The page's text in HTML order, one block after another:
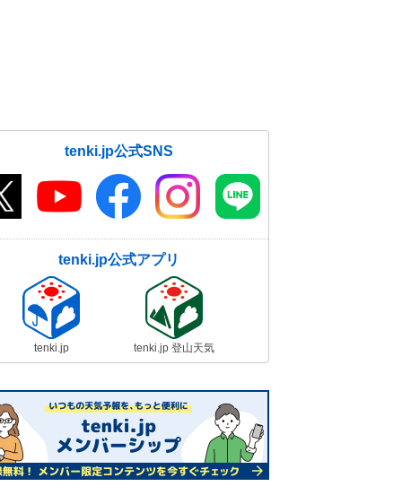
tenki.jp公式SNS
tenki.jp公式アプリ
tenki.jp tenki.jp 登山天気